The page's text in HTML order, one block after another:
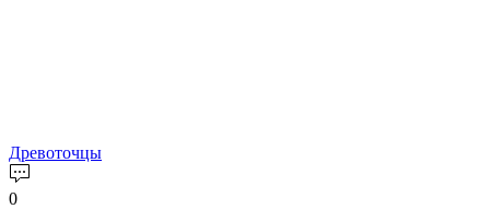
Древоточцы
0